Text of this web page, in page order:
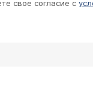
могу
свое согласие с